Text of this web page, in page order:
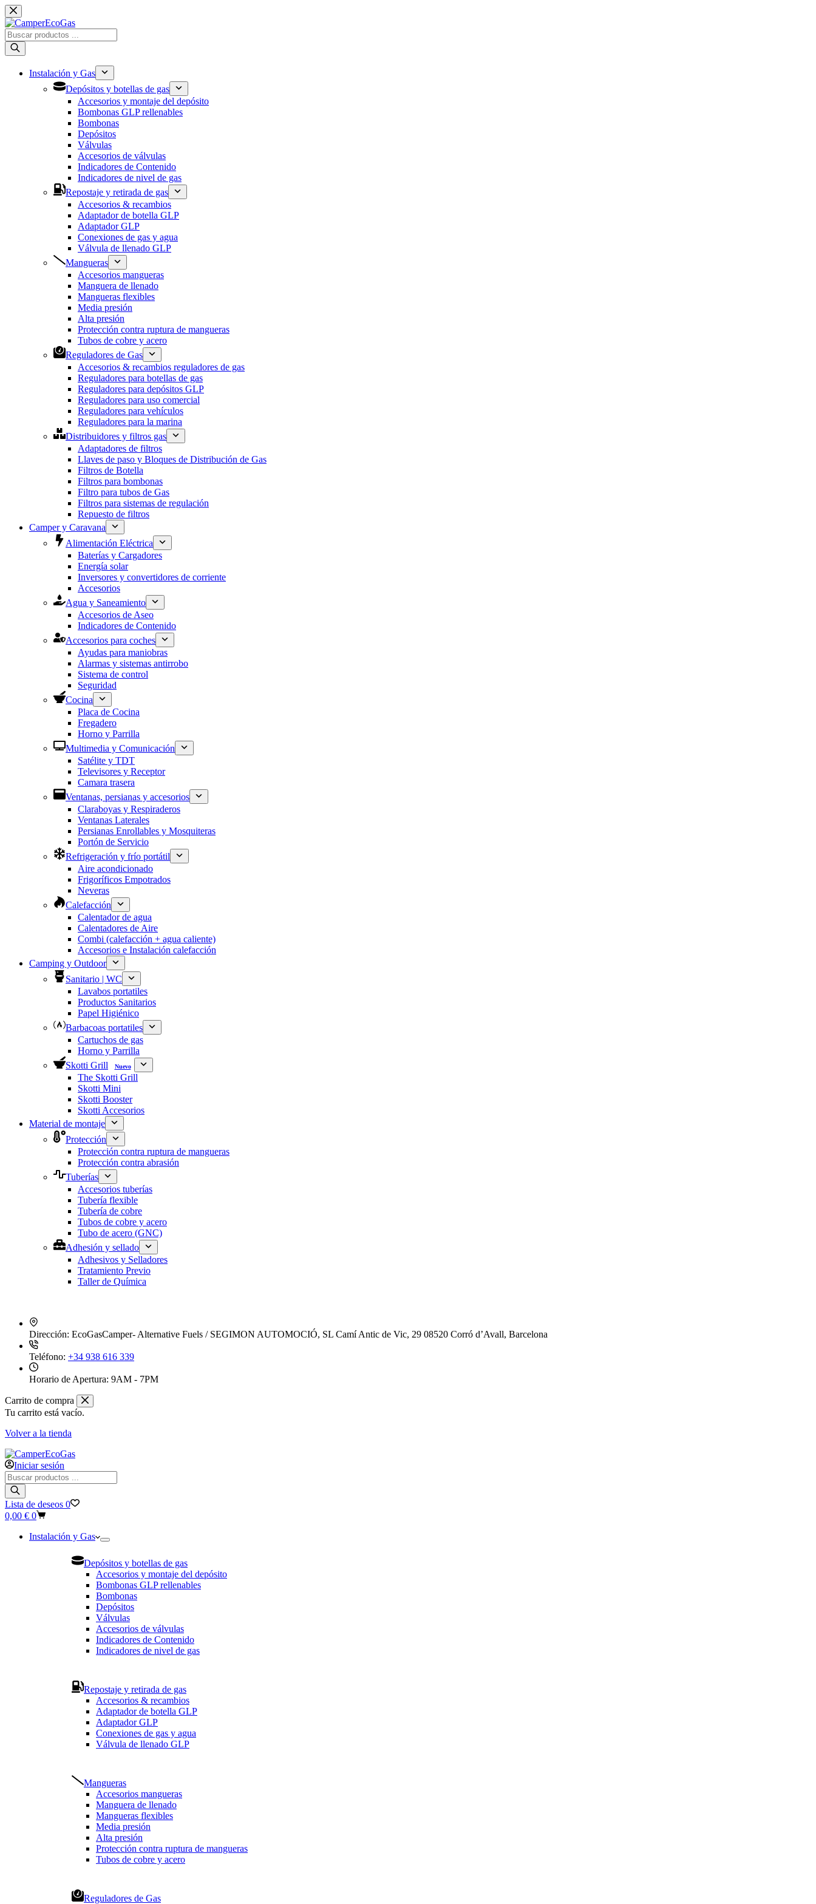
Saltar
al
contenido
Búsqueda
de
productos
Instalación y Gas
Depósitos y botellas de gas
Accesorios y montaje del depósito
Bombonas GLP rellenables
Bombonas
Depósitos
Válvulas
Accesorios de válvulas
Indicadores de Contenido
Indicadores de nivel de gas
Repostaje y retirada de gas
Accesorios & recambios
Adaptador de botella GLP
Adaptador GLP
Conexiones de gas y agua
Válvula de llenado GLP
Mangueras
Accesorios mangueras
Manguera de llenado
Mangueras flexibles
Media presión
Alta presión
Protección contra ruptura de mangueras
Tubos de cobre y acero
Reguladores de Gas
Accesorios & recambios reguladores de gas
Reguladores para botellas de gas
Reguladores para depósitos GLP
Reguladores para uso comercial
Reguladores para vehículos
Reguladores para la marina
Distribuidores y filtros gas
Adaptadores de filtros
Llaves de paso y Bloques de Distribución de Gas
Filtros de Botella
Filtros para bombonas
Filtro para tubos de Gas
Filtros para sistemas de regulación
Repuesto de filtros
Camper y Caravana
Alimentación Eléctrica
Baterías y Cargadores
Energía solar
Inversores y convertidores de corriente
Accesorios
Agua y Saneamiento
Accesorios de Aseo
Indicadores de Contenido
Accesorios para coches
Ayudas para maniobras
Alarmas y sistemas antirrobo
Sistema de control
Seguridad
Cocina
Placa de Cocina
Fregadero
Horno y Parrilla
Multimedia y Comunicación
Satélite y TDT
Televisores y Receptor
Camara trasera
Ventanas, persianas y accesorios
Claraboyas y Respiraderos
Ventanas Laterales
Persianas Enrollables y Mosquiteras
Portón de Servicio
Refrigeración y frío portátil
Aire acondicionado
Frigoríficos Empotrados
Neveras
Calefacción
Calentador de agua
Calentadores de Aire
Combi (calefacción + agua caliente)
Accesorios e Instalación calefacción
Camping y Outdoor
Sanitario | WC
Lavabos portatiles
Productos Sanitarios
Papel Higiénico
Barbacoas portatiles
Cartuchos de gas
Horno y Parrilla
Skotti Grill
Nuevo
The Skotti Grill
Skotti Mini
Skotti Booster
Skotti Accesorios
Material de montaje
Protección
Protección contra ruptura de mangueras
Protección contra abrasión
Tuberías
Accesorios tuberías
Tubería flexible
Tubería de cobre
Tubos de cobre y acero
Tubo de acero (GNC)
Adhesión y sellado
Adhesivos y Selladores
Tratamiento Previo
Taller de Química
Dirección: EcoGasCamper- Alternative Fuels / SEGIMON AUTOMOCIÓ, SL Camí Antic de Vic, 29 08520 Corró d’Avall, Barcelona
Teléfono: +34 938 616 339
Horario de Apertura: 9AM - 7PM
Carrito de compra
Tu carrito está vacío.
Volver a la tienda
Iniciar sesión
Búsqueda
de
productos
Lista de deseos 0
Carro
compra
0,00 € 0
Instalación y Gas
Depósitos y botellas de gas
Accesorios y montaje del depósito
Bombonas GLP rellenables
Bombonas
Depósitos
Válvulas
Accesorios de válvulas
Indicadores de Contenido
Indicadores de nivel de gas
Repostaje y retirada de gas
Accesorios & recambios
Adaptador de botella GLP
Adaptador GLP
Conexiones de gas y agua
Válvula de llenado GLP
Mangueras
Accesorios mangueras
Manguera de llenado
Mangueras flexibles
Media presión
Alta presión
Protección contra ruptura de mangueras
Tubos de cobre y acero
Reguladores de Gas